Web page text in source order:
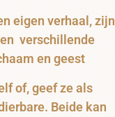
eigen verhaal, zijn
verschillende
en geest
of, geef ze als
Beide kan